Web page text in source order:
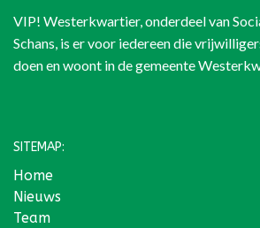
VIP! Westerkwartier, onderdeel van
Schans, is er voor iedereen die
doen en woont in de gemeente
SITEMAP:
Home
Nieuws
Team